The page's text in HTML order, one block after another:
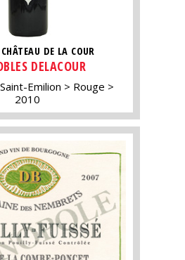
DE LA COUR
DELACOUR
Saint-Emilion
Rouge
2010